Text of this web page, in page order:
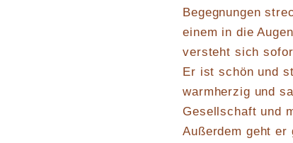
Begegnungen
einem in die
versteht sich
Er ist schön und
warmherzig und
Gesellschaft und
Außerdem geht er